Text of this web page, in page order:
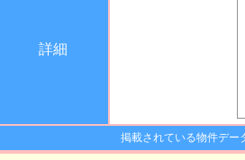
詳細
掲載されている物件デー